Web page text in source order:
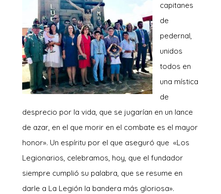
capitanes
de
pedernal,
unidos
todos en
una mística
de
desprecio por la vida, que se jugarían en un lance
de azar, en el que morir en el combate es el mayor
honor». Un espíritu por el que aseguró que «Los
Legionarios, celebramos, hoy, que el fundador
siempre cumplió su palabra, que se resume en
darle a La Legión la bandera más gloriosa».